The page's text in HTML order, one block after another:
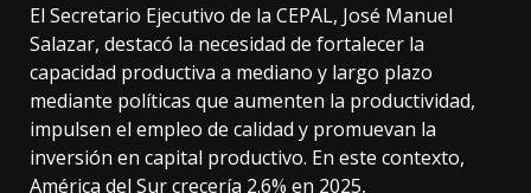
El Secretario Ejecutivo de la CEPAL, José Manuel
Salazar, destacó la necesidad de fortalecer la
capacidad productiva a mediano y largo plazo
mediante políticas que aumenten la productividad,
impulsen el empleo de calidad y promuevan la
inversión en capital productivo. En este contexto,
América del Sur crecería 2.6% en 2025,